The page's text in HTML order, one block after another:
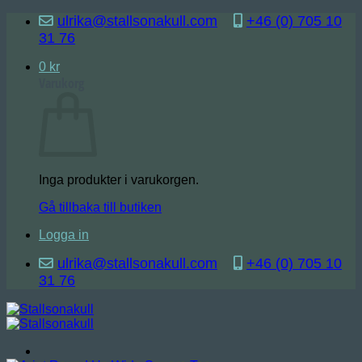
Skip
content
ulrika@stallsonakull.com
+46 (0) 705 10
31 76
0 kr
Inga produkter i varukorgen.
Gå tillbaka till butiken
Logga in
ulrika@stallsonakull.com
+46 (0) 705 10
31 76